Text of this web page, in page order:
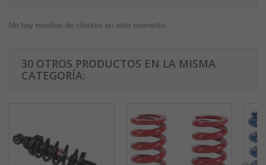
No hay reseñas de clientes en este momento.
30 OTROS PRODUCTOS EN LA MISMA
CATEGORÍA: